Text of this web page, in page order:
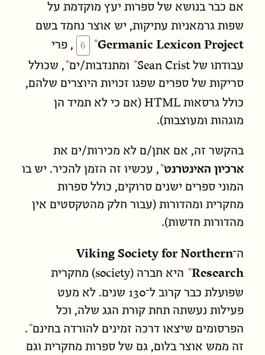
אם כבר בנושא של ספרות יעץ מוקדמת על
שפות גרמאניות עתיקות, יש אוצר נחמד בשם
Germanic Lexicon Project
, פרי
עבודתו שלSean Crist ומתנדבות/ים , שכולל
סריקות של ספרים שפגו זכויות היוצרים שלהם,
כולל גרסאות HTML(אם כי לא תמיד הן
מוגהות ומעוצבות).
בהקשר זה, אם אתן/ם לא מכירות/ים את
ארכיון האינטרנט , עכשיו זה הזמן להכיר. יש בו
המוני ספרים ישנים סרוקים, כולל ספרות
מחקרית ומהדורות (עבור חלק מהטקסטים אין
מהדורות חדשות).
ה־Viking Society for Northern
Research
היא חברה (society) מחקרית
שפועלת כבר קרוב ל־130 שנים. לא מעט
פעילות נעשתה תחת קורת הגג שלה, וכל
הפרסומים שיצאו דרכה זמינים להורדה בחינם .
זה ממש אוצר בלום, גם של ספרות מחקרית וגם